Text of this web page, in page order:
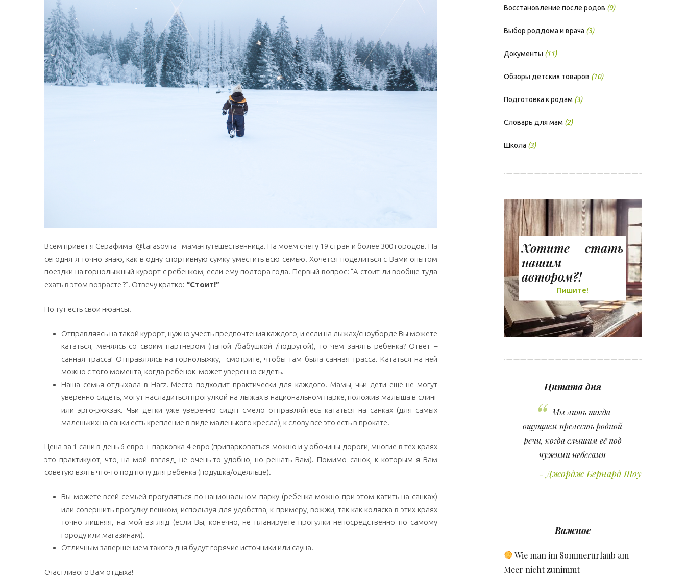
Всем привет я Серафима @tarasovna_ мама-путешественница. На моем счету 19 стран и более 300 городов. На
сегодня я точно знаю, как в одну спортивную сумку уместить всю семью. Хочется поделиться с Вами опытом
поездки на горнолыжный курорт с ребенком, если ему полтора года. Первый вопрос: “А стоит ли вообще туда
ехать в этом возрасте ?”. Отвечу кратко: “Стоит!”
Но тут есть свои нюансы.
Отправляясь на такой курорт, нужно учесть предпочтения каждого, и если на лыжах/сноуборде Вы можете
кататься, меняясь со своим партнером (папой /бабушкой /подругой), то чем занять ребенка? Ответ –
санная трасса! Отправляясь на горнолыжку, смотрите, чтобы там была санная трасса. Кататься на ней
можно с того момента, когда ребёнок может уверенно сидеть.
Наша семья отдыхала в Harz. Место подходит практически для каждого. Мамы, чьи дети ещё не могут
уверенно сидеть, могут насладиться прогулкой на лыжах в национальном парке, положив малыша в слинг
или эрго-рюкзак. Чьи детки уже уверенно сидят смело отправляйтесь кататься на санках (для самых
маленьких на санки есть крепление в виде маленького кресла), к слову всё это есть в прокате.
Цена за 1 сани в день 6 евро + парковка 4 евро (припарковаться можно и у обочины дороги, многие в тех краях
это практикуют, что, на мой взгляд, не очень-то удобно, но решать Вам). Помимо санок, к которым я Вам
советую взять что-то под попу для ребенка (подушка/одеяльце).
Вы можете всей семьей прогуляться по национальном парку (ребенка можно при этом катить на санках)
или совершить прогулку пешком, используя для удобства, к примеру, вожжи, так как коляска в этих краях
точно лишняя, на мой взгляд (если Вы, конечно, не планируете прогулки непосредственно по самому
городу или магазинам).
Отличным завершением такого дня будут горячие источники или сауна.
Счастливого Вам отдыха!
Восстановление после родов (9)
Выбор роддома и врача (3)
Документы (11)
Обзоры детских товаров (10)
Подготовка к родам (3)
Словарь для мам (2)
Школа (3)
Хотите стать
нашим
автором?!
Пишите!
Цитата дня
Мы лишь тогда
ощущаем прелесть родной
речи, когда слышим её под
чужими небесами
Джордж Бернард Шоу
Важное
Wie man im Sommerurlaub am
Meer nicht zunimmt